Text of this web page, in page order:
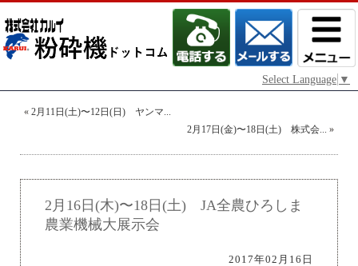
Select Language ▼
« 2月11日(土)〜12日(日) ヤンマ...
2月17日(金)〜18日(土) 株式会... »
2月16日(木)〜18日(土) JA全農ひろしま
農業機械大展示会
2017年02月16日